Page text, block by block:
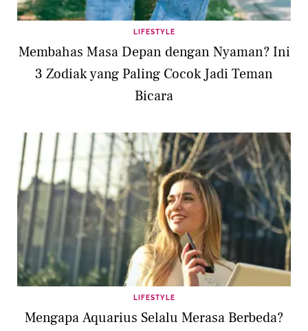
LIFESTYLE
Membahas Masa Depan dengan Nyaman? Ini
3 Zodiak yang Paling Cocok Jadi Teman
Bicara
LIFESTYLE
Mengapa Aquarius Selalu Merasa Berbeda?